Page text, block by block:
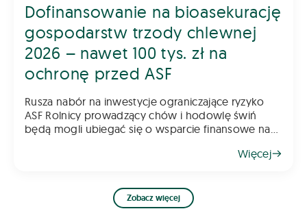
Dofinansowanie na bioasekurację
gospodarstw trzody chlewnej
2026 – nawet 100 tys. zł na
ochronę przed ASF
Rusza nabór na inwestycje ograniczające ryzyko
ASF Rolnicy prowadzący chów i hodowlę świń
będą mogli ubiegać się o wsparcie finansowe na
gospodarstwa. Pomoc ma na celu ograniczenie
Więcej
Zobacz więcej